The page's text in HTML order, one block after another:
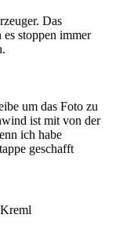
Das
stoppen immer
um das Foto zu
ist mit von der
ich habe
geschafft